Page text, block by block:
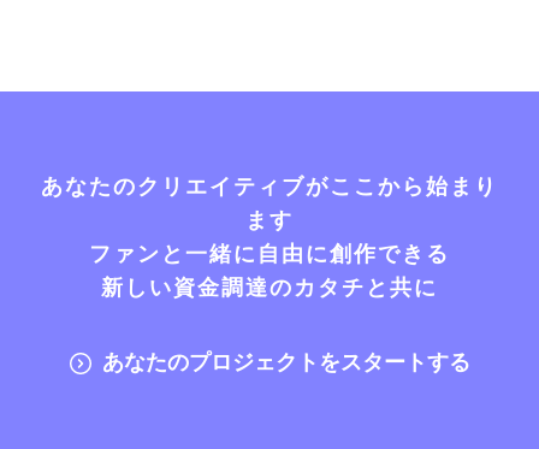
あなたのクリエイティブがここから始まり
ます
ファンと一緒に自由に創作できる
新しい資金調達のカタチと共に
あなたのプロジェクトをスタートする